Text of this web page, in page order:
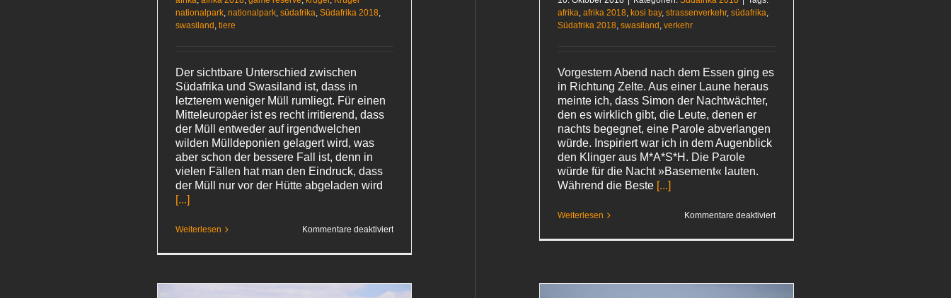
nationalpark, nationalpark, südafrika, Südafrika 2018,
swasiland , tiere
Der sichtbare Unterschied zwischen
Südafrika und Swasiland ist, dass in
letzterem weniger Müll rumliegt. Für einen
Mitteleuropäer ist es recht irritierend, dass
der Müll entweder auf irgendwelchen
wilden Mülldeponien gelagert wird, was
aber schon der bessere Fall ist, denn in
vielen Fällen hat man den Eindruck, dass
der Müll nur vor der Hütte abgeladen wird
[...]
Weiterlesen Kommentare deaktiviertfür
afrika, afrika 2018, kosi bay, strassenverkehr, südafrika,
Südafrika 2018, swasiland , verkehr
Vorgestern Abend nach dem Essen ging es
in Richtung Zelte. Aus einer Laune heraus
meinte ich, dass Simon der Nachtwächter,
den es wirklich gibt, die Leute, denen er
nachts begegnet, eine Parole abverlangen
würde. Inspiriert war ich in dem Augenblick
den Klinger aus M*A*S*H. Die Parole
würde für die Nacht »Basement« lauten.
Während die Beste [...]
Weiterlesen Kommentare deaktiviertfür